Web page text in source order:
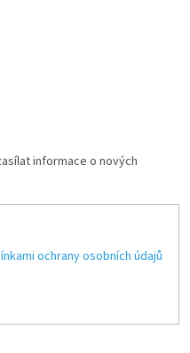
informace o nových
ochrany osobních údajů